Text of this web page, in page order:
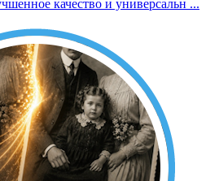
качество и универсальн ...